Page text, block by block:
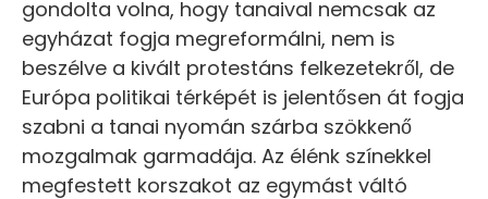
gondolta volna, hogy tanaival nemcsak az
egyházat fogja megreformálni, nem is
beszélve a kivált protestáns felkezetekről, de
Európa politikai térképét is jelentősen át fogja
szabni a tanai nyomán szárba szökkenő
mozgalmak garmadája. Az élénk színekkel
megfestett korszakot az egymást váltó